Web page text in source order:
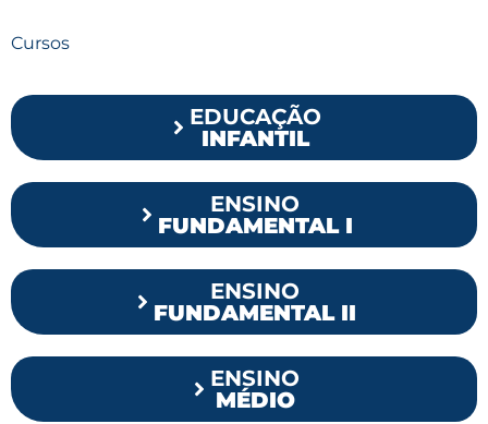
Cursos
EDUCAÇÃO
INFANTIL
ENSINO
FUNDAMENTAL I
ENSINO
FUNDAMENTAL II
ENSINO
MÉDIO